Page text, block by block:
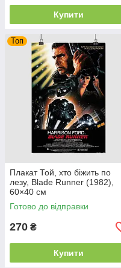
Купити
Топ
Плакат Той, хто біжить по
лезу, Blade Runner (1982),
60×40 см
Готово до відправки
270 ₴
Купити